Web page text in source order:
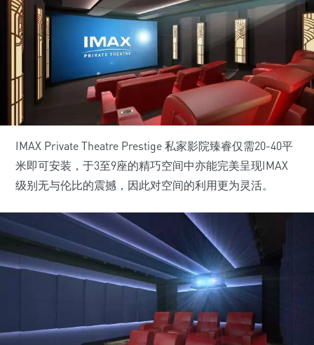
IMAX Private Theatre Prestige 私家影院臻睿仅需20-40平
米即可安装，于3至9座的精巧空间中亦能完美呈现IMAX
级别无与伦比的震撼，因此对空间的利用更为灵活。